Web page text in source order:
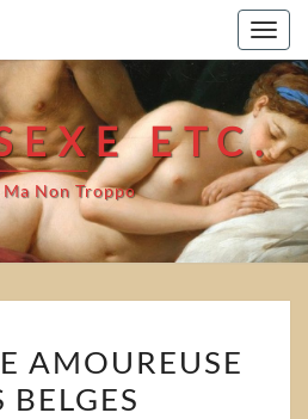
ETC.
Non Troppo
AMOUREUSE
DES
AMOUREUSE
BELGES